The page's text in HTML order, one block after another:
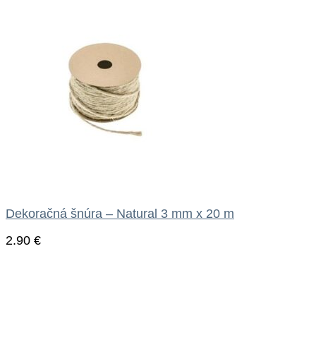
Dekoračná šnúra – Natural 3 mm x 20 m
2.90 €